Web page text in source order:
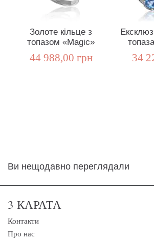
Золоте кільце з
топазом «Magic»
44 988,00 грн 34
Ви нещодавно переглядали
3 КАРАТА
Контакти
Про нас